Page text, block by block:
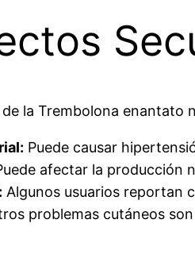
la Trembolona
Puede causar
afectar la producción
Algunos usuarios reportan
problemas cutáneos